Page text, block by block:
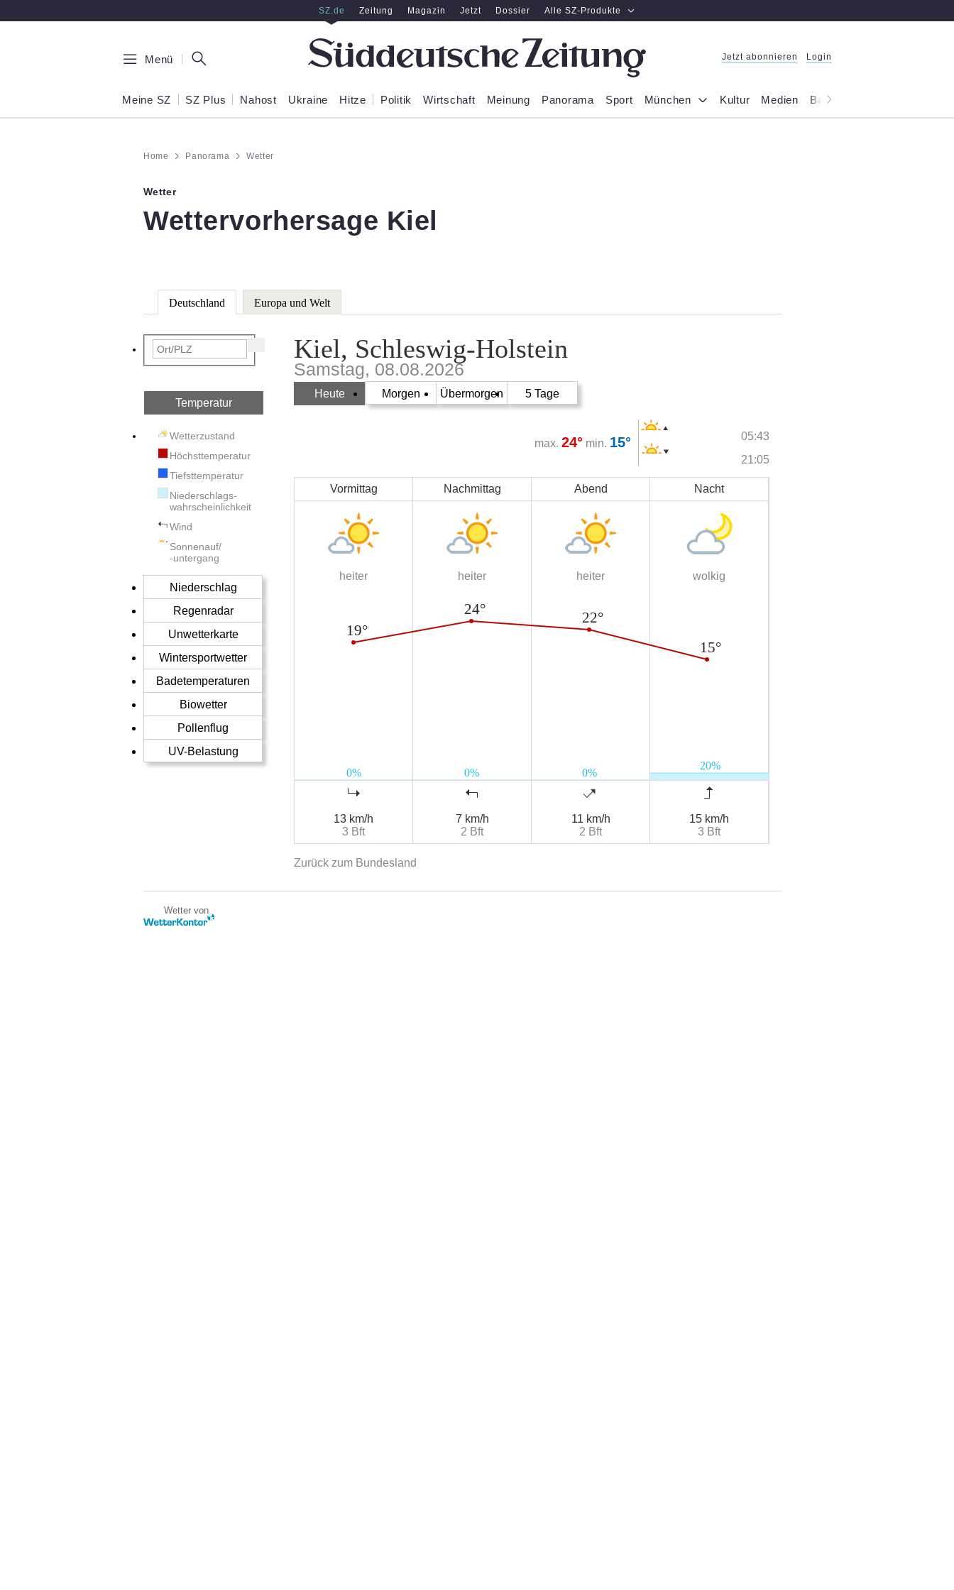
SZ.de Zeitung Magazin Jetzt Dossier Alle SZ-Produkte
Menü Jetzt abonnieren Login
Meine SZ SZ Plus Nahost Ukraine Hitze Politik Wirtschaft Meinung Panorama Sport München Kultur Medien Bayern
Home Panorama Wetter
Wetter
Wettervorhersage Kiel
Deutschland Europa und Welt
Temperatur
Wetterzustand
Höchsttemperatur
Tiefsttemperatur
Niederschlags-
wahrscheinlichkeit
Wind
Sonnenauf/
-untergang
Niederschlag
Regenradar
Unwetterkarte
Wintersportwetter
Badetemperaturen
Biowetter
Pollenflug
UV-Belastung
Kiel, Schleswig-Holstein
Samstag, 08.08.2026
Heute Morgen Übermorgen 5 Tage
max. 24° min. 15°
05:43
21:05
Vormittag Nachmittag Abend Nacht
heiter heiter heiter wolkig
13 km/h
3 Bft
7 km/h
2 Bft
11 km/h
2 Bft
15 km/h
3 Bft
Zurück zum Bundesland
Wetter von